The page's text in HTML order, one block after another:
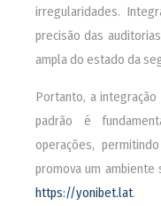
irregularidades.
precisão das
ampla do estado da
Portanto, a
padrão é
operações,
promova um ambiente
https://yonibet.lat.